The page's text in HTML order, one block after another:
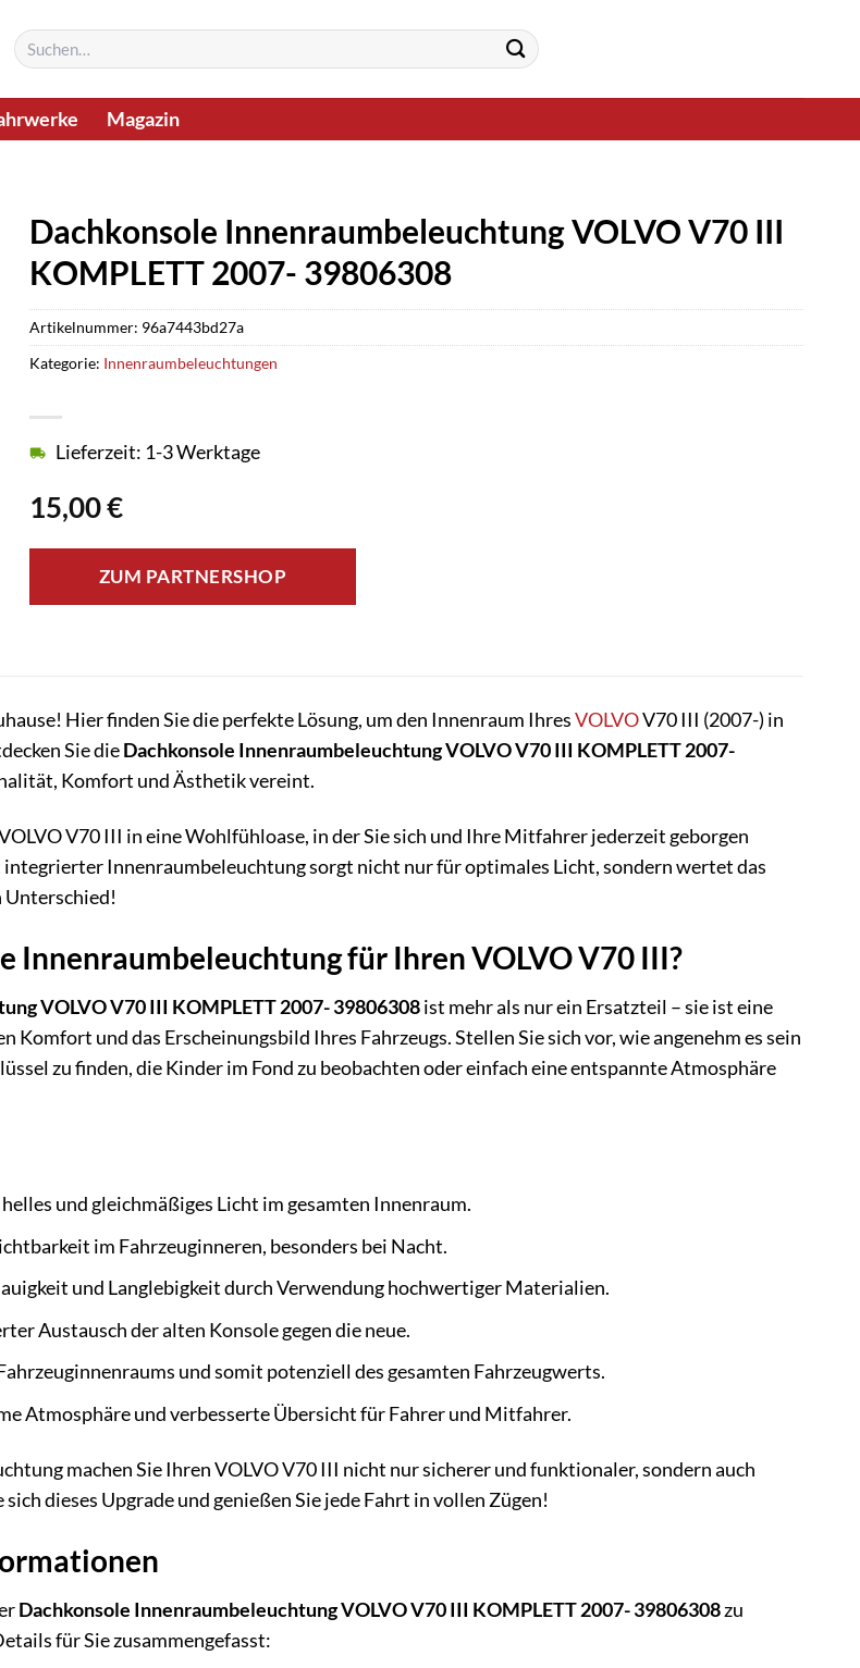
Suchen
nach:
Magazin
Dachkonsole Innenraumbeleuchtung VOLVO V70 III
KOMPLETT 2007- 39806308
15,00€
Lieferzeit: 1-3 Werktage
ZUM PARTNERSHOP
Artikelnummer: 96a7443bd27a
Kategorie: Innenraumbeleuchtungen
Hier finden Sie die perfekte Lösung, um den Innenraum IhresVOLVOV70 III (2007-) in
Sie dieDachkonsole Innenraumbeleuchtung VOLVO V70 III KOMPLETT 2007-
Komfort und Ästhetik vereint.
V70 III in eine Wohlfühloase, in der Sie sich und Ihre Mitfahrer jederzeit geborgen
Innenraumbeleuchtung sorgt nicht nur für optimales Licht, sondern wertet das
Unterschied!
Innenraumbeleuchtung für Ihren VOLVO V70 III?
VOLVO V70 III KOMPLETT 2007- 39806308ist mehr als nur ein Ersatzteil – sie ist eine
und das Erscheinungsbild Ihres Fahrzeugs. Stellen Sie sich vor, wie angenehm es sein
zu finden, die Kinder im Fond zu beobachten oder einfach eine entspannte Atmosphäre
und gleichmäßiges Licht im gesamten Innenraum.
im Fahrzeuginneren, besonders bei Nacht.
und Langlebigkeit durch Verwendung hochwertiger Materialien.
Austausch der alten Konsole gegen die neue.
und somit potenziell des gesamten Fahrzeugwerts.
Atmosphäre und verbesserte Übersicht für Fahrer und Mitfahrer.
machen Sie Ihren VOLVO V70 III nicht nur sicherer und funktionaler, sondern auch
dieses Upgrade und genießen Sie jede Fahrt in vollen Zügen!
Dachkonsole Innenraumbeleuchtung VOLVO V70 III KOMPLETT 2007- 39806308zu
für Sie zusammengefasst: